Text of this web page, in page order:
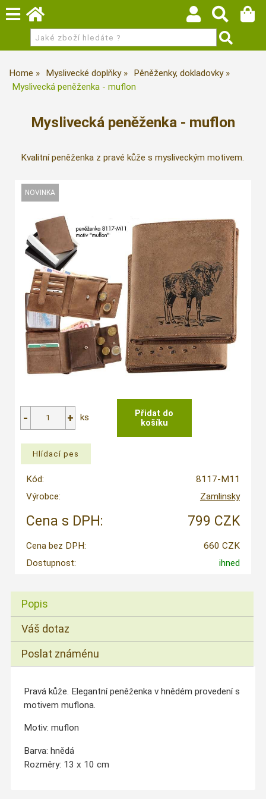
Home Myslivecké doplňky
Pěněženky, dokladovky
Myslivecká peněženka - muflon
Myslivecká peněženka - muflon
Kvalitní peněženka z pravé kůže s mysliveckým motivem.
ks
Kód:
8117-M11
Výrobce:
Zamlinsky
Cena s DPH: 799 CZK
Cena bez DPH:
660 CZK
Dostupnost:
ihned
Popis
Váš dotaz
Poslat známénu
Pravá kůže. Elegantní peněženka v hnědém provedení s
motivem muflona.
Motiv: muflon
Barva: hnědá
Rozměry: 13 x 10 cm